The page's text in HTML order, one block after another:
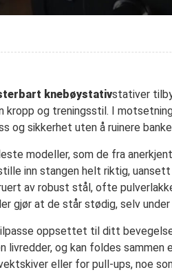
knebøystativstativer
og treningsstil. I
og sikkerhet uten å ruinere
modeller, som de fra
inn stangen helt riktig,
av robust stål, ofte
gjør at de står stødig, selv
oppsettet til ditt
og kan foldes sammen
eller for pull-ups, noe